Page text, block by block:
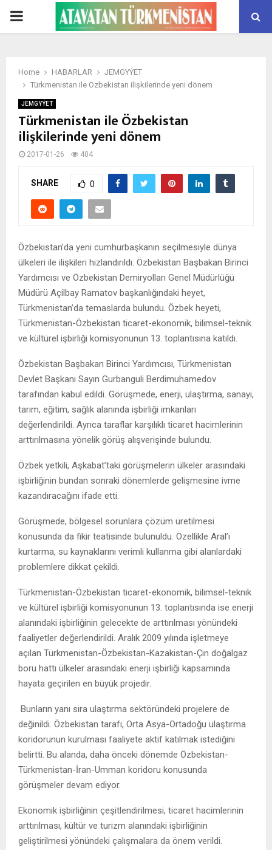
PRIMARY
Home HABARLAR
JEMGYÝET
Türkmenistan ile Özbekistan ilişkilerinde yeni dönem
JEMGYÝET
Türkmenistan ile Özbekistan
ilişkilerinde yeni dönem
2017-01-26 404
SHARE 0
Özbekistan’da yeni cumhurbaşkanın seçilmesiyle dünya
ülkeleri ile ilişkileri hızlandırıldı. Özbekistan Başbakan Birinci
Yardımcısı ve Özbekistan Demiryolları Genel Müdürlüğü
Müdürü Açilbay Ramatov başkanlığındaki heyet,
Türkmenistan’da temaslarda bulundu. Özbek heyeti,
Türkmenistan-Özbekistan ticaret-ekonomik, bilimsel-teknik
ve kültürel işbirliği komisyonunun 13. toplantısına katıldı.
Özbekistan Başbakan Birinci Yardımcısı, Türkmenistan
Devlet Başkanı Sayın Gurbanguli Berdimuhamedov
tarafından kabul edildi. Görüşmede, enerji, ulaştırma, sanayi,
tarım, eğitim, sağlık alanında işbirliği imkanları
değerlendirildi. Ayrıca taraflar karşılıklı ticaret hacimlerinin
arttırılmasına yönelik görüş alışverişinde bulundu.
Özbek yetkili, Aşkabat’taki görüşmelerin ülkeler arasındaki
işbirliğinin bundan sonraki dönemlerde gelişmesine ivme
kazandıracağını ifade etti.
Görüşmede, bölgesel sorunlara çözüm üretilmesi
konusunda da fikir teatisinde bulunuldu. Özellikle Aral’ı
kurtarma, su kaynaklarını verimli kullanma gibi alanlardaki
problemlere dikkat çekildi.
Türkmenistan-Özbekistan ticaret-ekonomik, bilimsel-teknik
ve kültürel işbirliği komisyonunun 13. toplantısında ise enerji
alanındaki işbirliğinin gelecekte de arttırılması yönündeki
faaliyetler değerlendirildi. Aralık 2009 yılında işletmeye
açılan Türkmenistan-Özbekistan-Kazakistan-Çin doğalgaz
boru hattı ülkeler arasındaki enerji işbirliği kapsamında
hayata geçirilen en büyük projedir.
Bunların yanı sıra ulaştırma sektöründeki projelere de
değinildi. Özbekistan tarafı, Orta Asya-Ortadoğu ulaştırma
koridorunun kurulması faaliyete aktif katılmak istediğini
belirtti. Bu alanda, daha önceki dönemde Özbekistan-
Türkmenistan-İran-Umman koridoru konusunda
görüşmeler devam ediyor.
Ekonomik işbirliğinin çeşitlendirilmesi, ticaret hacimlerinin
arttırılması, kültür ve turizm alanındaki işbirliğinin
geliştirilmesi yönündeki çalışmalara da önem verildi.